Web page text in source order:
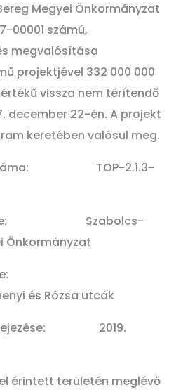
Megyei Önkormányzat
00001 számú,
megvalósítása
projektjével 332 000 000
vissza nem térítendő
december 22-én. A projekt
keretében valósul meg.
száma: TOP-2.1.3-
neve: Szabolcs-
Önkormányzat
és Rózsa utcák
2019.
érintett területén meglévő